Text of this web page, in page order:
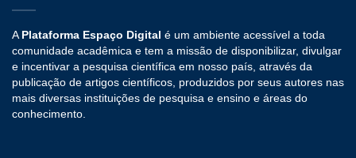
A Plataforma Espaço Digital é um ambiente acessível a toda
comunidade acadêmica e tem a missão de disponibilizar, divulgar
e incentivar a pesquisa científica em nosso país, através da
publicação de artigos científicos, produzidos por seus autores nas
mais diversas instituições de pesquisa e ensino e áreas do
conhecimento.